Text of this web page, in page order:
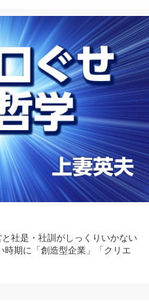
社是・社訓がしっくりいかない
期に「創造型企業」「クリエ